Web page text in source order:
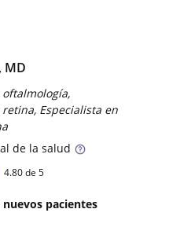
MD
Especialista en
de la salud
4.80de 5
pacientes